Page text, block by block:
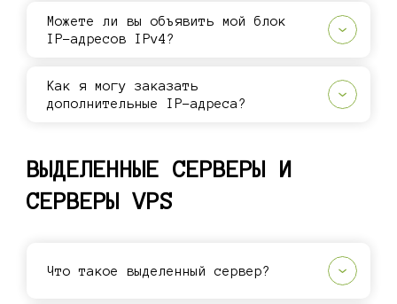
Можете ли вы объявить мой блок
IP-адресов IPv4?
Как я могу заказать
дополнительные IP-адреса?
ВЫДЕЛЕННЫЕ СЕРВЕРЫ И
СЕРВЕРЫ VPS
Что такое выделенный сервер?